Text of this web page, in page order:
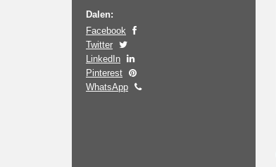
Dalen:
Facebook
Twitter
LinkedIn
Pinterest
WhatsApp